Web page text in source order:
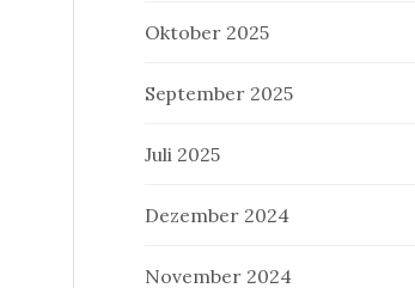
Oktober 2025
September 2025
Juli 2025
Dezember 2024
November 2024